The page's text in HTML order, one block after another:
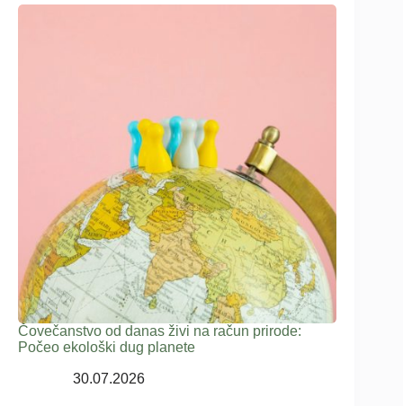
Čovečanstvo od danas živi na račun prirode:
Počeo ekološki dug planete
30.07.2026